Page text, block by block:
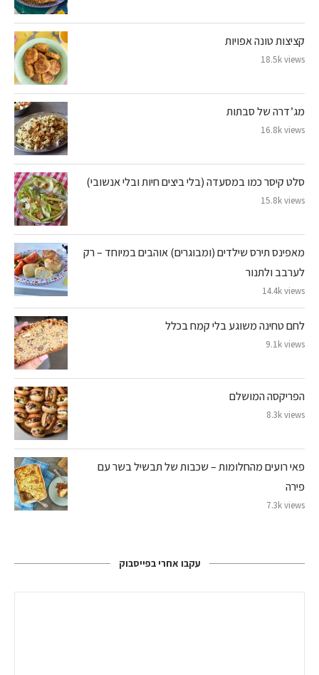
קציצות טונה אפויות
18.5k views
מג’דרה של סבתות
16.8k views
סלט קיסר כמו במסעדה (בלי ביצים חיות ובלי אנשובי)
15.8k views
מאפינס תירס שילדים (ומבוגרים) אוהבים במיוחד – רק
לערבב ולתנור
14.4k views
לחם טחינה משוגע בלי קמח בכלל
9.1k views
הפריקסה המושלם
8.3k views
פאי רועים מהחלומות – שכבות של תבשיל בשר עם
פירה
7.3k views
עקבו אחרי בפייסבוק